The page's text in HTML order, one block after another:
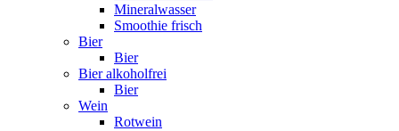
Mineralwasser
Smoothie frisch
Bier
Bier
Bier alkoholfrei
Bier
Wein
Rotwein